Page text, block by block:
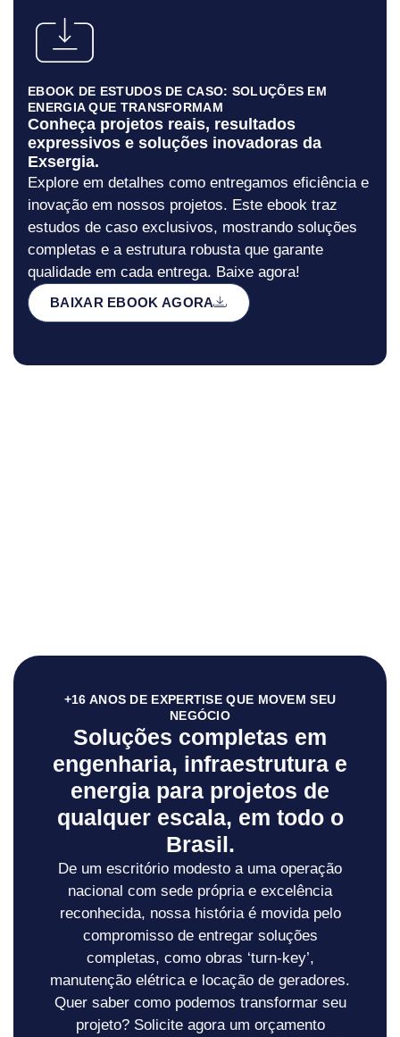
EBOOK DE ESTUDOS DE CASO: SOLUÇÕES EM
ENERGIA QUE TRANSFORMAM
Conheça projetos reais, resultados
expressivos e soluções inovadoras da
Exsergia.
Explore em detalhes como entregamos eficiência e
inovação em nossos projetos. Este ebook traz
estudos de caso exclusivos, mostrando soluções
completas e a estrutura robusta que garante
qualidade em cada entrega. Baixe agora!
BAIXAR EBOOK AGORA
+16 ANOS DE EXPERTISE QUE MOVEM SEU
NEGÓCIO
Soluções completas em
engenharia, infraestrutura e
energia para projetos de
qualquer escala, em todo o
Brasil.
De um escritório modesto a uma operação
nacional com sede própria e excelência
reconhecida, nossa história é movida pelo
compromisso de entregar soluções
completas, como obras ‘turn-key’,
manutenção elétrica e locação de geradores.
Quer saber como podemos transformar seu
projeto? Solicite agora um orçamento